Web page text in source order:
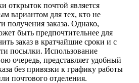
открыток почтой является
вариантом для тех, кто не
получения заказа. Однако,
быть предпочтительнее для
заказ в кратчайшие сроки и с
посылки. Использование
очередь, представляет удобный
без привязки к графику работы
почтового отделения.